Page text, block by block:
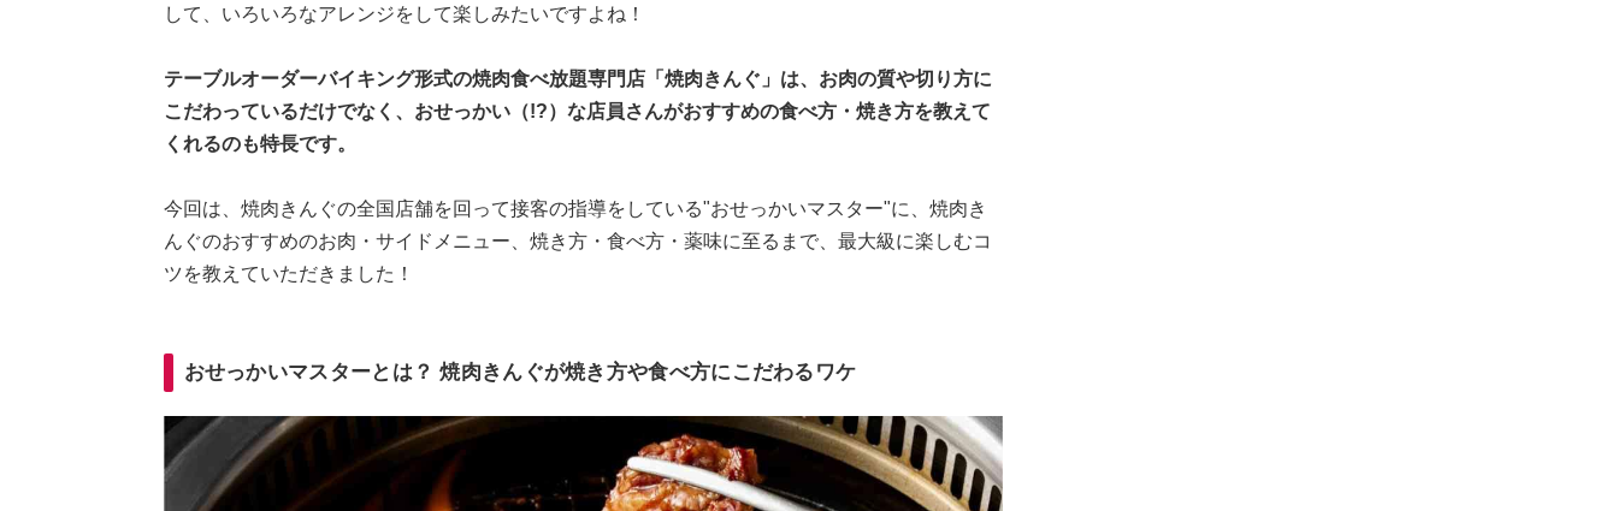
して、いろいろなアレンジをして楽しみたいですよね！
テーブルオーダーバイキング形式の焼肉食べ放題専門店「焼肉きんぐ」は、お肉の質や切り方に
こだわっているだけでなく、おせっかい（!?）な店員さんがおすすめの食べ方・焼き方を教えて
くれるのも特長です。
今回は、焼肉きんぐの全国店舗を回って接客の指導をしている"おせっかいマスター"に、焼肉き
んぐのおすすめのお肉・サイドメニュー、焼き方・食べ方・薬味に至るまで、最大級に楽しむコ
ツを教えていただきました！
おせっかいマスターとは？ 焼肉きんぐが焼き方や食べ方にこだわるワケ